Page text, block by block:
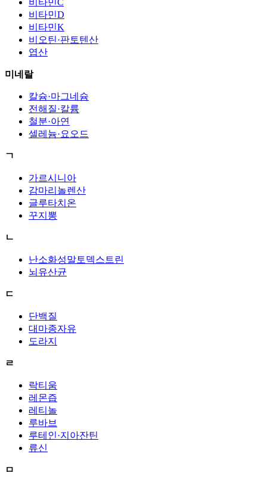
비타민D
비타민K
비오틴·판토텐산
엽산
미네랄
칼슘·마그네슘
전해질·칼륨
철분·아연
셀레늄·요오드
ㄱ
가르시니아
감마리놀렌산
글루타치온
꾸지뽕
ㄴ
난소화성말토덱스트린
뇌유산균
ㄷ
단백질
대마종자유
도라지
ㄹ
락티움
레몬즙
레티놀
루바브
루테인·지아잔틴
류신
ㅁ